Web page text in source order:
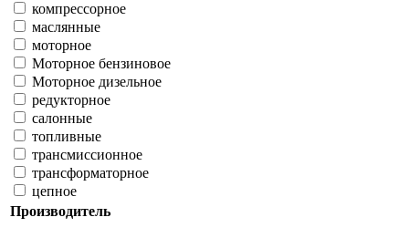
компрессорное
маслянные
моторное
Моторное бензиновое
Моторное дизельное
редукторное
салонные
топливные
трансмиссионное
трансформаторное
цепное
Производитель